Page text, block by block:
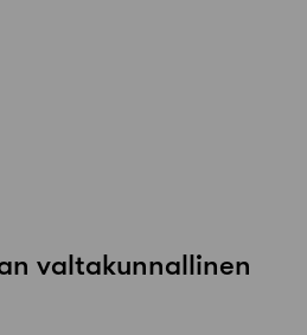
valtakunnallinen